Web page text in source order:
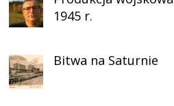
1945 r.
Bitwa na Saturnie